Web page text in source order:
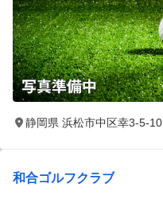
静岡県 浜松市中区幸3-5-10
和合ゴルフクラブ